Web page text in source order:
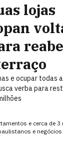
lojas
e ocupar todas
verba para
e cerca de
e negócios